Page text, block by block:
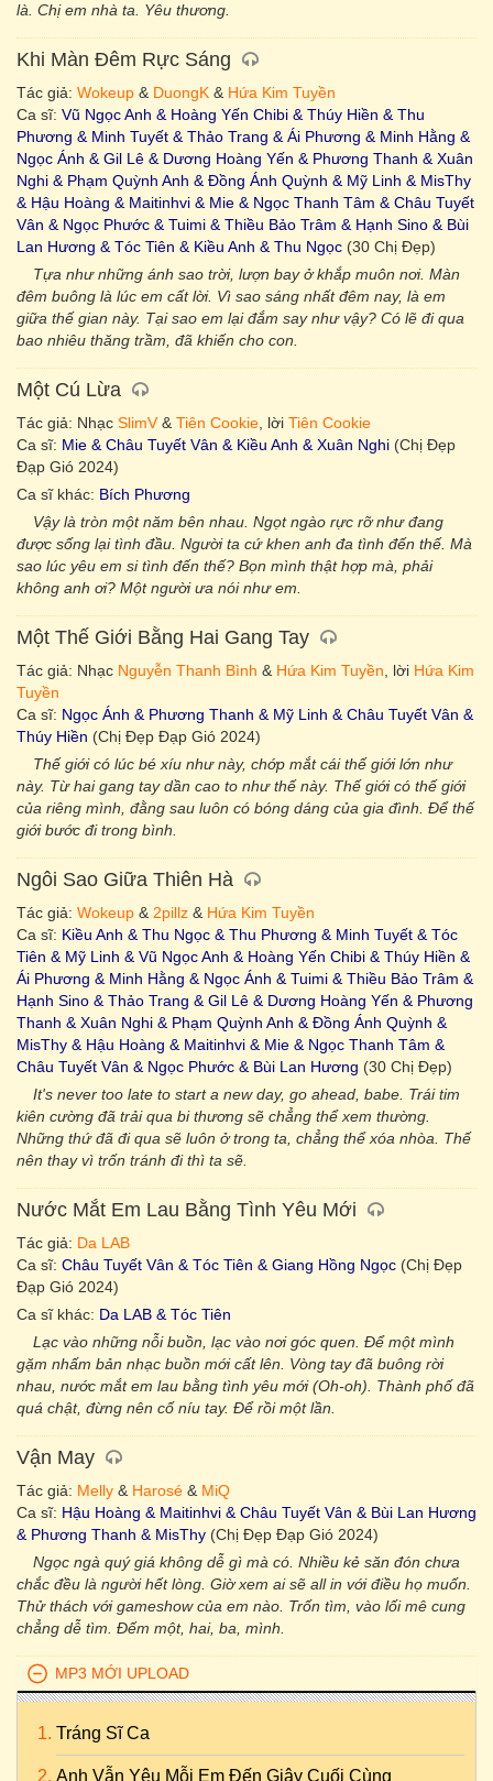
là. Chị em nhà ta. Yêu thương.
Khi Màn Đêm Rực Sáng
Tác giả: Wokeup & DuongK & Hứa Kim Tuyền
Ca sĩ: Vũ Ngọc Anh & Hoàng Yến Chibi & Thúy Hiền & Thu
Phương & Minh Tuyết & Thảo Trang & Ái Phương & Minh Hằng &
Ngọc Ánh & Gil Lê & Dương Hoàng Yến & Phương Thanh & Xuân
Nghi & Phạm Quỳnh Anh & Đồng Ánh Quỳnh & Mỹ Linh & MisThy
& Hậu Hoàng & Maitinhvi & Mie & Ngọc Thanh Tâm & Châu Tuyết
Vân & Ngọc Phước & Tuimi & Thiều Bảo Trâm & Hạnh Sino & Bùi
Lan Hương & Tóc Tiên & Kiều Anh & Thu Ngọc (30 Chị Đẹp)
Tựa như những ánh sao trời, lượn bay ở khắp muôn nơi. Màn
đêm buông là lúc em cất lời. Vì sao sáng nhất đêm nay, là em
giữa thế gian này. Tại sao em lại đắm say như vậy? Có lẽ đi qua
bao nhiêu thăng trầm, đã khiến cho con.
Một Cú Lừa
Tác giả: Nhạc SlimV & Tiên Cookie , lời Tiên Cookie
Ca sĩ: Mie & Châu Tuyết Vân & Kiều Anh & Xuân Nghi (Chị Đẹp
Đạp Gió 2024)
Ca sĩ khác: Bích Phương
Vậy là tròn một năm bên nhau. Ngọt ngào rực rỡ như đang
được sống lại tình đầu. Người ta cứ khen anh đa tình đến thế. Mà
sao lúc yêu em si tình đến thế? Bọn mình thật hợp mà, phải
không anh ơi? Một người ưa nói như em.
Một Thế Giới Bằng Hai Gang Tay
Tác giả: Nhạc Nguyễn Thanh Bình & Hứa Kim Tuyền , lời Hứa Kim
Tuyền
Ca sĩ: Ngọc Ánh & Phương Thanh & Mỹ Linh & Châu Tuyết Vân &
Thúy Hiền (Chị Đẹp Đạp Gió 2024)
Thế giới có lúc bé xíu như này, chớp mắt cái thế giới lớn như
này. Từ hai gang tay dần cao to như thế này. Thế giới có thế giới
của riêng mình, đằng sau luôn có bóng dáng của gia đình. Để thế
giới bước đi trong bình.
Ngôi Sao Giữa Thiên Hà
Tác giả: Wokeup & 2pillz & Hứa Kim Tuyền
Ca sĩ: Kiều Anh & Thu Ngọc & Thu Phương & Minh Tuyết & Tóc
Tiên & Mỹ Linh & Vũ Ngọc Anh & Hoàng Yến Chibi & Thúy Hiền &
Ái Phương & Minh Hằng & Ngọc Ánh & Tuimi & Thiều Bảo Trâm &
Hạnh Sino & Thảo Trang & Gil Lê & Dương Hoàng Yến & Phương
Thanh & Xuân Nghi & Phạm Quỳnh Anh & Đồng Ánh Quỳnh &
MisThy & Hậu Hoàng & Maitinhvi & Mie & Ngọc Thanh Tâm &
Châu Tuyết Vân & Ngọc Phước & Bùi Lan Hương (30 Chị Đẹp)
It's never too late to start a new day, go ahead, babe. Trái tim
kiên cường đã trải qua bi thương sẽ chẳng thể xem thường.
Những thứ đã đi qua sẽ luôn ở trong ta, chẳng thể xóa nhòa. Thế
nên thay vì trốn tránh đi thì ta sẽ.
Nước Mắt Em Lau Bằng Tình Yêu Mới
Tác giả: Da LAB
Ca sĩ: Châu Tuyết Vân & Tóc Tiên & Giang Hồng Ngọc (Chị Đẹp
Đạp Gió 2024)
Ca sĩ khác: Da LAB & Tóc Tiên
Lạc vào những nỗi buồn, lạc vào nơi góc quen. Để một mình
gặm nhấm bản nhạc buồn mới cất lên. Vòng tay đã buông rời
nhau, nước mắt em lau bằng tình yêu mới (Oh-oh). Thành phố đã
quá chật, đừng nên cố níu tay. Để rồi một lần.
Vận May
Tác giả: Melly & Harosé & MiQ
Ca sĩ: Hậu Hoàng & Maitinhvi & Châu Tuyết Vân & Bùi Lan Hương
& Phương Thanh & MisThy (Chị Đẹp Đạp Gió 2024)
Ngọc ngà quý giá không dễ gì mà có. Nhiều kẻ săn đón chưa
chắc đều là người hết lòng. Giờ xem ai sẽ all in với điều họ muốn.
Thử thách với gameshow của em nào. Trốn tìm, vào lối mê cung
chẳng dễ tìm. Đếm một, hai, ba, mình.
MP3 MỚI UPLOAD
Tráng Sĩ Ca
Anh Vẫn Yêu Mỗi Em Đến Giây Cuối Cùng